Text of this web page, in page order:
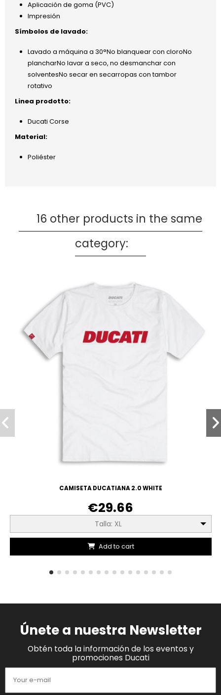
Aplicación de goma (PVC)
Impresión
Símbolos de lavado:
Lavado a máquina a 30°No blanquear con cloroNo
plancharNo lavar a seco, no desmanchar con
solventesNo secar en secarropas con tambor
rotativo
Linea prodotto:
Ducati Corse
Material:
Poliéster
16 other products in the same
category:
CAMISETA DUCATIANA 2.0 WHITE
€29.66
Talla: XL
Add to cart
Únete a nuestra Newsletter
Obtén toda la información de los eventos y
promociones Ducati